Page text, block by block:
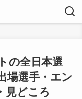
の全日本選
場選手・エン
見どころ